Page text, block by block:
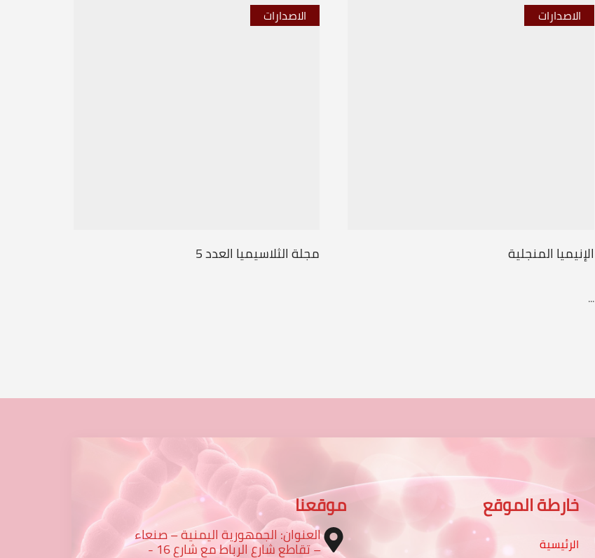
الاصدارات
الإنيميا المنجلية
...
الاصدارات
مجلة الثلاسيميا العدد 5
خارطة الموقع
الرئيسية
موقعنا
العنوان: الجمهورية اليمنية – صنعاء
– تقاطع شارع الرباط مع شارع 16 -